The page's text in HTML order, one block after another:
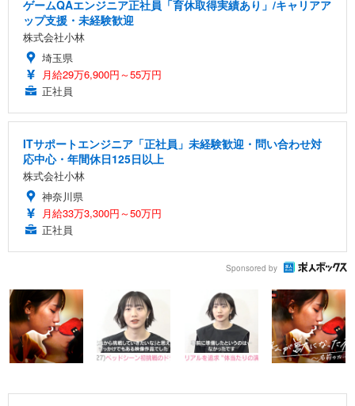
ゲームQAエンジニア正社員「育休取得実績あり」/キャリアア
ップ支援・未経験歓迎
株式会社小林
埼玉県
月給29万6,900円～55万円
正社員
ITサポートエンジニア「正社員」未経験歓迎・問い合わせ対
応中心・年間休日125日以上
株式会社小林
神奈川県
月給33万3,300円～50万円
正社員
Sponsored by